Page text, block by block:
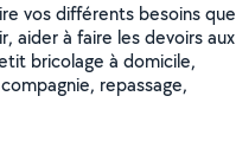
vos différents besoins que
aider à faire les devoirs aux
bricolage à domicile,
repassage,